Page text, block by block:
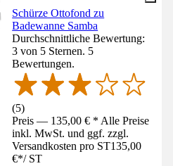
Schürze Ottofond zu
Badewanne Samba
Durchschnittliche Bewertung:
3 von 5 Sternen. 5
Bewertungen.
(5)
Preis — 135,00 € * Alle Preise
inkl. MwSt. und ggf. zzgl.
Versandkosten pro ST135,00
€*/ ST